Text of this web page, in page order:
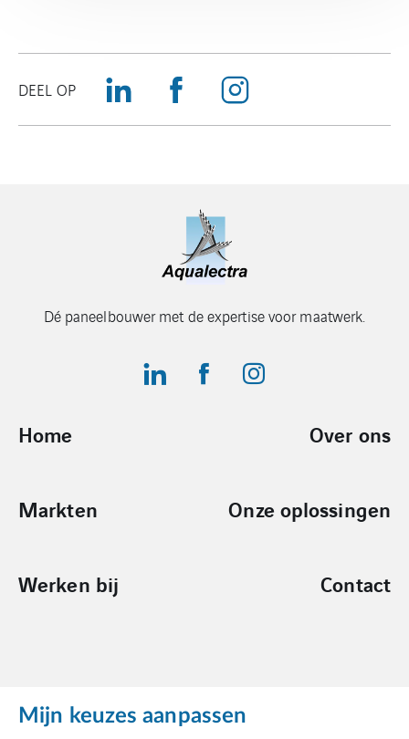
DEEL OP
Dé paneelbouwer met de expertise voor maatwerk.
Home Over ons
Markten Onze oplossingen
Werken bij Contact
Cookies
Mijn keuzes aanpassen